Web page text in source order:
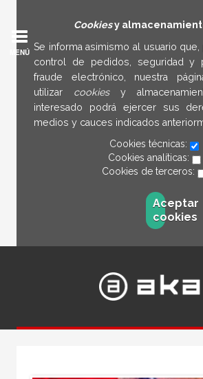
Cookiesy
Se informa asimismo al usuario
control de pedidos, seguridad y
fraude electrónico, nuestra
utilizar cookies y
interesado podrá ejercer sus
medios y cauces indicados
Cookies técnicas:
Cookies analíticas:
Cookies de terceros:
Aceptar
cookies
MENÚ